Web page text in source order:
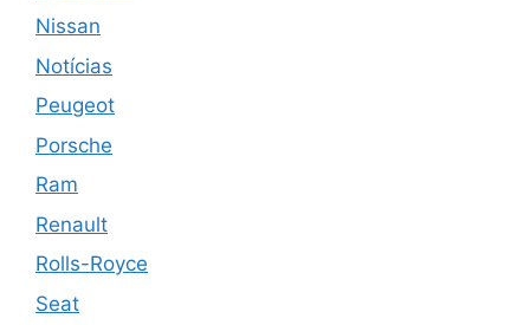
Nissan
Notícias
Peugeot
Porsche
Ram
Renault
Rolls-Royce
Seat